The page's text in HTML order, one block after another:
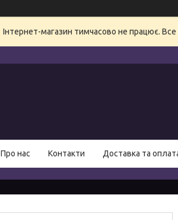
Інтернет-магазин тимчасово не працює. Все
Про нас Контакти Доставка та